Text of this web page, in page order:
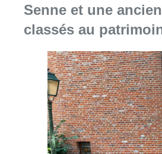
Senne et une
classés au